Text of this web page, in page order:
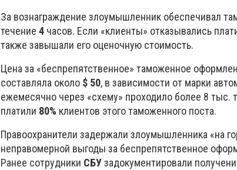
За вознаграждение злоумышленник обеспечивал
течение 4 часов. Если «клиенты» отказывались
также завышали его оценочную стоимость.
Цена за «беспрепятственное» таможенное
составляла около $ 50, в зависимости от марки
ежемесячно через «схему» проходило более 8 тыс.
платили 80% клиентов этого таможенного поста.
Правоохранители задержали злоумышленника «на
неправомерной выгоды за беспрепятственное
Ранее сотрудники СБУзадокументировали